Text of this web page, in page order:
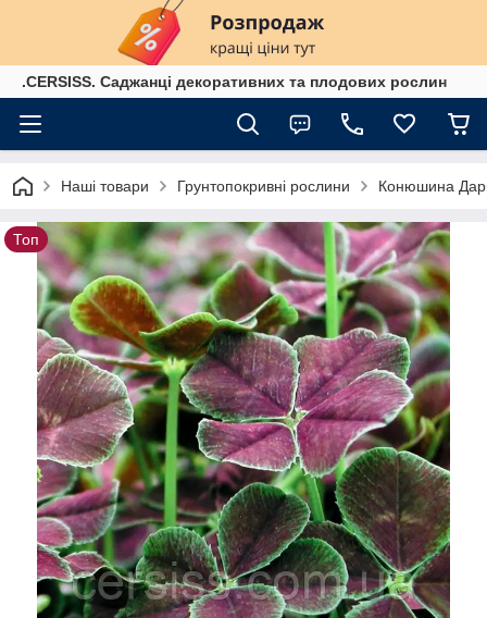
.CERSISS. Саджанці декоративних та плодових рослин
Наші товари Грунтопокривні рослини Конюшина
Топ